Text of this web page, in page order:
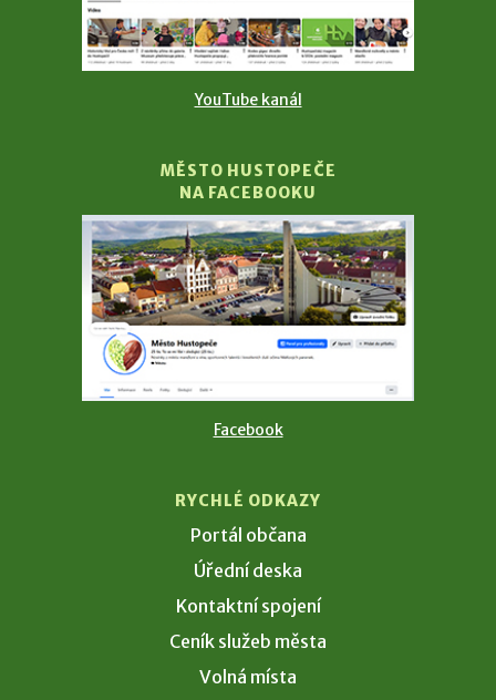
YouTube kanál
MĚSTO HUSTOPEČE
NA FACEBOOKU
Facebook
RYCHLÉ ODKAZY
Portál občana
Úřední deska
Kontaktní spojení
Ceník služeb města
Volná místa